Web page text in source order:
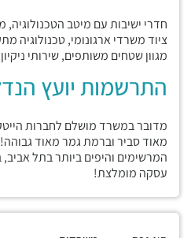
חדרי ישיבות עם מיטב
מגוון שטחים משותפים, שירותי
התרשמות יועץ
מדובר במשרד מושלם לחברות
מאוד סביר וברמת גמר מאוד
המרשימים והיפים ביותר בתל אביב,
עסקה מומלצת!